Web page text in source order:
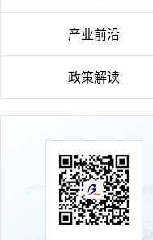
产业前沿
政策解读